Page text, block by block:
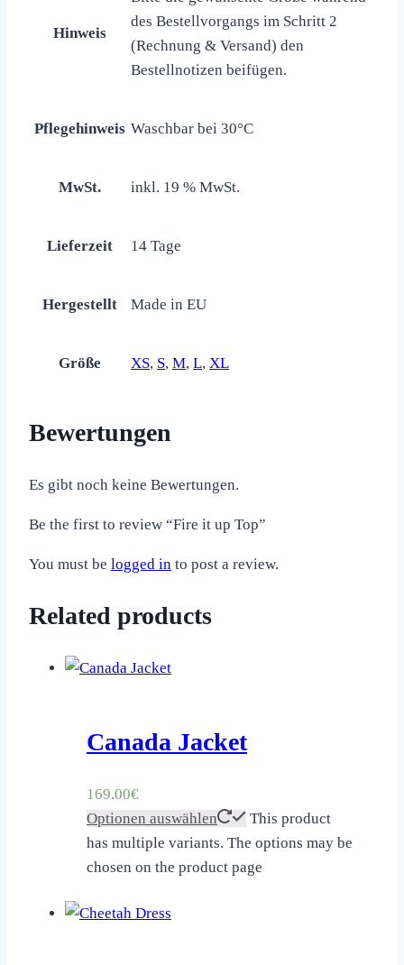
Hinweis
des Bestellvorgangs im Schritt 2
(Rechnung & Versand) den
Bestellnotizen beifügen.
Pflegehinweis Waschbar bei 30°C
MwSt. inkl. 19 % MwSt.
Lieferzeit 14 Tage
Hergestellt Made in EU
Größe XS, S, M, L, XL
Bewertungen
Es gibt noch keine Bewertungen.
Be the first to review “Fire it up Top”
You must be logged in to post a review.
Related products
Canada Jacket
169.00€
Optionen auswählen
This product
has multiple variants. The options may be
chosen on the product page